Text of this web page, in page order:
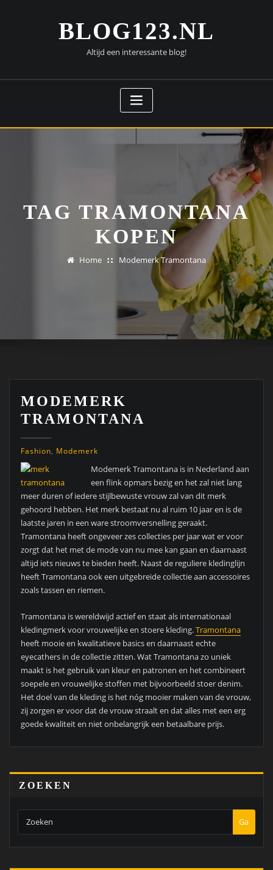
BLOG123.NL
Altijd een interessante blog!
TAG TRAMONTANA
KOPEN
Home Modemerk Tramontana
MODEMERK
TRAMONTANA
Fashion, Modemerk
Modemerk Tramontana is in Nederland aan
een flink opmars bezig en het zal niet lang
meer duren of iedere stijlbewuste vrouw zal van dit merk
gehoord hebben. Het merk bestaat nu al ruim 10 jaar en is de
laatste jaren in een ware stroomversnelling geraakt.
Tramontana heeft ongeveer zes collecties per jaar wat er voor
zorgt dat het met de mode van nu mee kan gaan en daarnaast
altijd iets nieuws te bieden heeft. Naast de reguliere kledinglijn
heeft Tramontana ook een uitgebreide collectie aan accessoires
zoals tassen en riemen.
Tramontana is wereldwijd actief en staat als internationaal
kledingmerk voor vrouwelijke en stoere kleding.Tramontana
heeft mooie en kwalitatieve basics en daarnaast echte
eyecathers in de collectie zitten. Wat Tramontana zo uniek
maakt is het gebruik van kleur en patronen en het combineert
soepele en vrouwelijke stoffen met bijvoorbeeld stoer denim.
Het doel van de kleding is het nóg mooier maken van de vrouw,
zij zorgen er voor dat de vrouw straalt en dat alles met een erg
goede kwaliteit en niet onbelangrijk een betaalbare prijs.
ZOEKEN
Ga